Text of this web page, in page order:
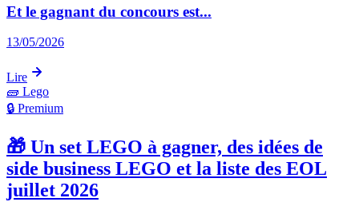
Et le gagnant du concours est...
13/05/2026
Lire
🧱 Lego
🔒 Premium
🎁 Un set LEGO à gagner, des idées de
side business LEGO et la liste des EOL
juillet 2026